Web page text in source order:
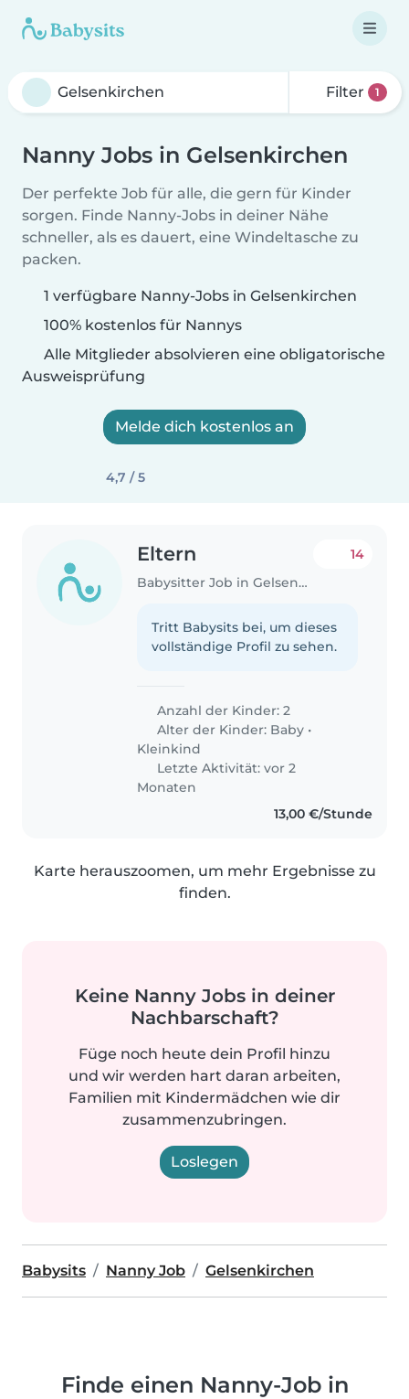
Filter 1
Nanny Jobs in Gelsenkirchen
Der perfekte Job für alle, die gern für Kinder
sorgen. Finde Nanny-Jobs in deiner Nähe
schneller, als es dauert, eine Windeltasche zu
packen.
1 verfügbare Nanny-Jobs in Gelsenkirchen
100% kostenlos für Nannys
Alle Mitglieder absolvieren eine obligatorische
Ausweisprüfung
Melde dich kostenlos an
4,7 / 5
Eltern
Babysitter Job in Gelsenkirchen
14
Tritt Babysits bei, um dieses
vollständige Profil zu sehen.
Anzahl der Kinder: 2
Alter der Kinder: Baby •
Kleinkind
Letzte Aktivität: vor 2
Monaten
13,00 €/Stunde
Karte herauszoomen, um mehr Ergebnisse zu
finden.
Keine Nanny Jobs in deiner
Nachbarschaft?
Füge noch heute dein Profil hinzu
und wir werden hart daran arbeiten,
Familien mit Kindermädchen wie dir
zusammenzubringen.
Loslegen
Babysits Nanny Job Gelsenkirchen
Finde einen Nanny-Job in